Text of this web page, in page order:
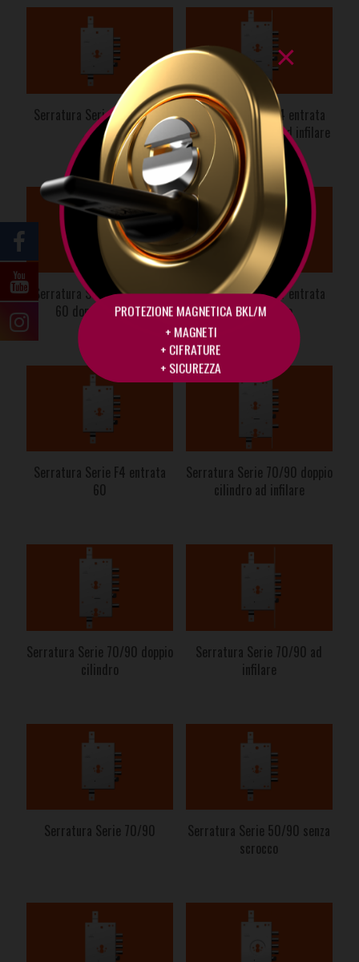
Serratura Serie F4 entrata
70
Serratura Serie F4 entrata
60 doppio cilindro ad infilare
Serratura Serie F4 entrata
60 doppio cilindro
Serratura Serie F4 entrata
60 ad infilare
Serratura Serie F4 entrata
60
Serratura Serie 70/90 doppio
cilindro ad infilare
Serratura Serie 70/90 doppio
cilindro
Serratura Serie 70/90 ad
infilare
Serratura Serie 70/90
Serratura Serie 50/90 senza
scrocco
×
PROTEZIONE MAGNETICA BKL/M
+ MAGNETI
+ CIFRATURE
+ SICUREZZA